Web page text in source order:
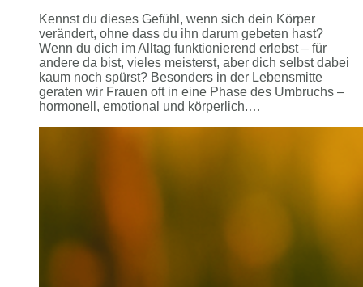
Kennst du dieses Gefühl, wenn sich dein Körper
verändert, ohne dass du ihn darum gebeten hast?
Wenn du dich im Alltag funktionierend erlebst – für
andere da bist, vieles meisterst, aber dich selbst dabei
kaum noch spürst? Besonders in der Lebensmitte
geraten wir Frauen oft in eine Phase des Umbruchs –
hormonell, emotional und körperlich.…